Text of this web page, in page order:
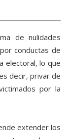
de nulidades
conductas de
electoral, lo que
decir, privar de
por la
extender los